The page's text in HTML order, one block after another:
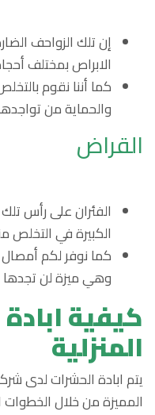
إن تلك الزواحف
الابراص بمختلف
كما أننا نقوم
والحماية من
القراض
الفئران على رأس
الكبيرة في التخلص
كما نوفر لكم
وهي ميزة لن تجدها
كيفية
المنزلية
يتم ابادة الحشرات لدى
المميزة من خلال الخطوات